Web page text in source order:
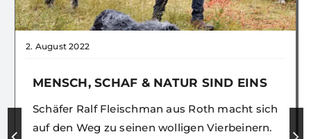
2. August 2022
MENSCH, SCHAF & NATUR SIND EINS
Schäfer Ralf Fleischman aus Roth macht sich
auf den Weg zu seinen wolligen Vierbeinern.